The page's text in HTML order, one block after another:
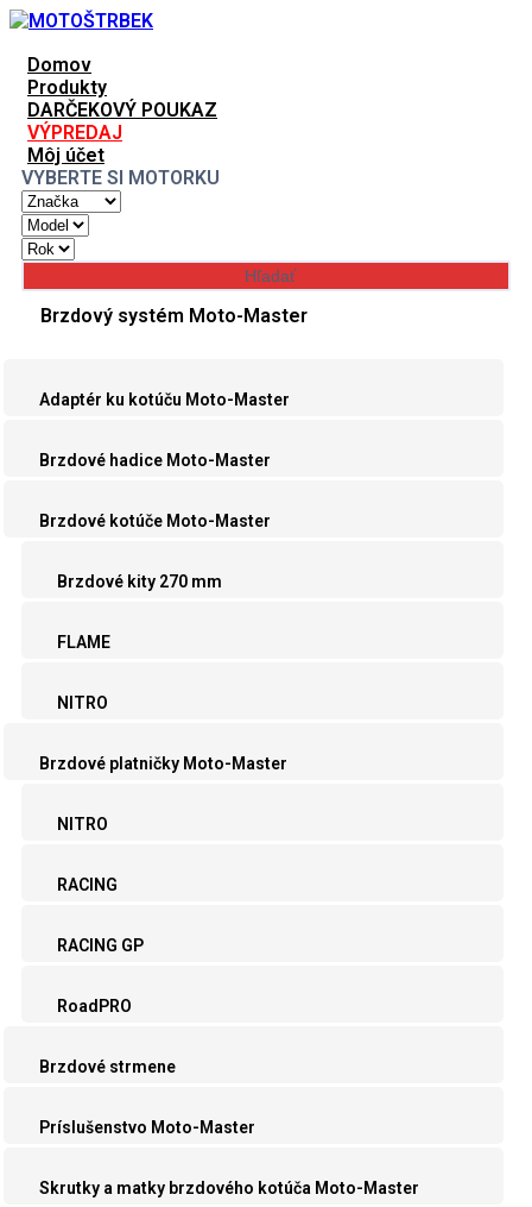
Domov
Produkty
DARČEKOVÝ POUKAZ
VÝPREDAJ
Môj účet
VYBERTE SI MOTORKU
Brzdový systém Moto-Master
Adaptér ku kotúču Moto-Master
Brzdové hadice Moto-Master
Brzdové kotúče Moto-Master
Brzdové kity 270 mm
FLAME
NITRO
Brzdové platničky Moto-Master
NITRO
RACING
RACING GP
RoadPRO
Brzdové strmene
Príslušenstvo Moto-Master
Skrutky a matky brzdového kotúča Moto-Master